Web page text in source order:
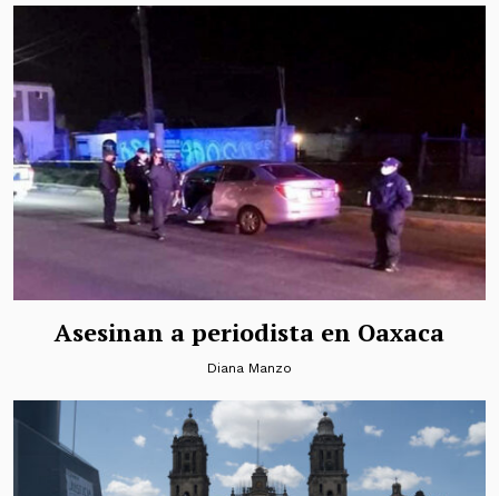
Asesinan a periodista en Oaxaca
Diana Manzo